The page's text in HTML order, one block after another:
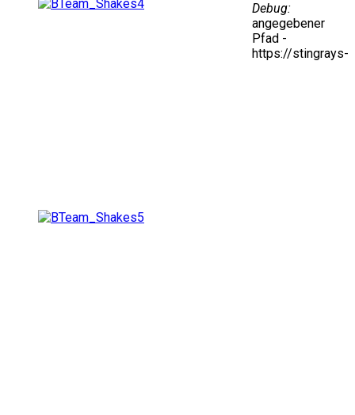
Debug:
angegebener
Pfad -
https://stingrays-